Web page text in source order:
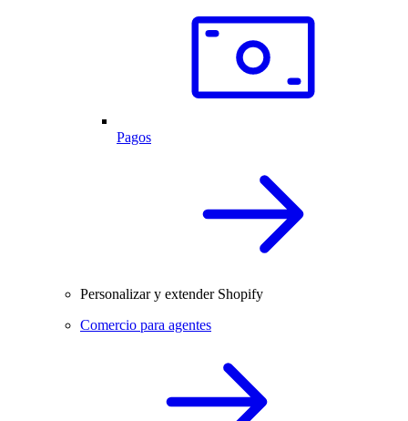
Pagos
Personalizar y extender Shopify
Comercio para agentes